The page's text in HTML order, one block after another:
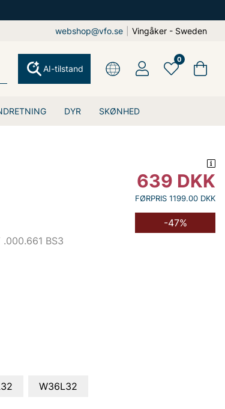
webshop@vfo.se Vingåker - Sweden
DYR SKØNHED
AI-tilstand
0
BS3
639 DKK
FØRPRIS 1199.00 DKK
-47%
W36L32